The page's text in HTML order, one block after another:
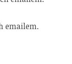
emailem.